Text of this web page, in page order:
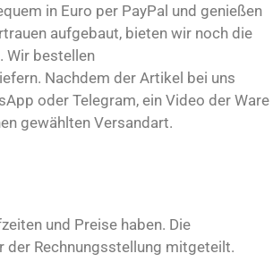
in Euro per PayPal und genießen
aufgebaut, bieten wir noch die
Wir bestellen
Nachdem der Artikel bei uns
oder Telegram, ein Video der Ware
gewählten Versandart.
und Preise haben. Die
der Rechnungsstellung mitgeteilt.